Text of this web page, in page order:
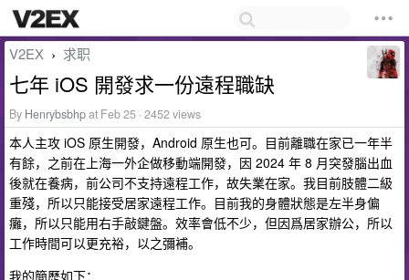
V2EX › 求职
七年 iOS 開發求一份遠程職缺
By Henrybsbhpat Feb 25 · 2452 views
本人主攻 iOS 原生開發，Android 原生也可。目前離職在家已一年半
有餘，之前在上海一外企做移動端開發，因 2024 年 8 月突發腦出血
後就在養病，前公司不支持遠程工作，故失業在家。我目前肢體二級
重殘，所以只能接受居家遠程工作。目前我的身體狀態是左半身偏
癱，所以只能用右手敲鍵盤。效率會低不少，但因爲居家辦公，所以
工作時間可以更充裕，以之彌補。
我的簡歷如下：